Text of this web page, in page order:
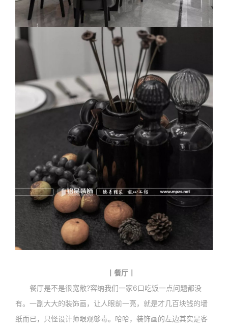
丨餐厅丨
餐厅是不是很宽敞?容纳我们一家6口吃饭一点问题都没
有。一副大大的装饰画，让人眼前一亮，就是才几百块钱的墙
纸而已，只怪设计师眼观够毒。哈哈，装饰画的左边其实是客